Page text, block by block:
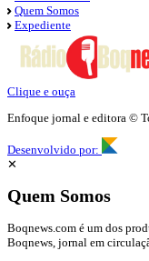
Quem Somos
Expediente
Clique e ouça
Enfoque jornal e editora ©
Desenvolvido por:
✕
Quem Somos
Boqnews.com é um dos
Boqnews, jornal em